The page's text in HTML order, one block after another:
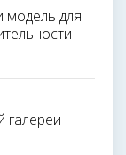
модель для
галереи